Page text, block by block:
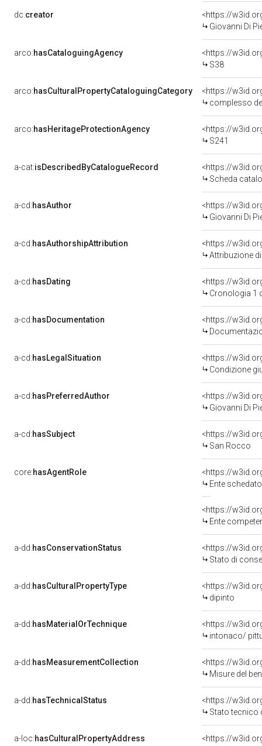
dc:creator
<https://
Giovanni Di
arco:hasCataloguingAgency
<https://
S38
arco:hasCulturalPropertyCataloguingCategory
<https://
complesso
arco:hasHeritageProtectionAgency
<https://
S241
a-cat:isDescribedByCatalogueRecord
<https://
Scheda
a-cd:hasAuthor
<https://
Giovanni Di
a-cd:hasAuthorshipAttribution
<https://
Attribuzione
a-cd:hasDating
<https://
Cronologia 1
a-cd:hasDocumentation
a-cd:hasLegalSituation
Condizione
a-cd:hasPreferredAuthor
<https://
Giovanni Di
a-cd:hasSubject
<https://
San Rocco
core:hasAgentRole
<https://
Ente schedatore del
<https://
Ente
a-dd:hasConservationStatus
<https://
Stato di
a-dd:hasCulturalPropertyType
<https://
dipinto
a-dd:hasMaterialOrTechnique
<https://
intonaco/
a-dd:hasMeasurementCollection
<https://
Misure del
a-dd:hasTechnicalStatus
<https://
Stato tecnico
a-loc:hasCulturalPropertyAddress
<https://